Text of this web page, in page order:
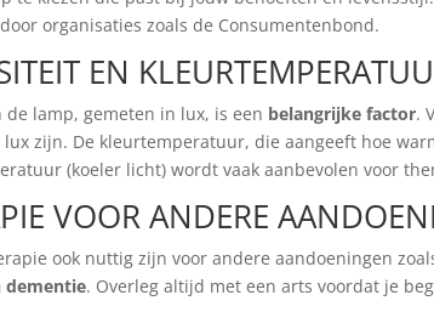
organisaties zoals de Consumentenbond.
EN
de lamp, gemeten in lux, is een belangrijke factor.
zijn. De kleurtemperatuur, die aangeeft hoe
(koeler licht) wordt vaak aanbevolen voor
VOOR ANDERE
ook nuttig zijn voor andere aandoeningen
dementie. Overleg altijd met een arts voordat je